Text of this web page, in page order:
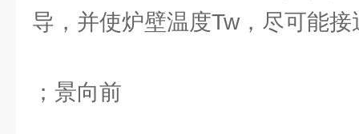
导，并使炉壁温度Tw，尽可能
；景向前